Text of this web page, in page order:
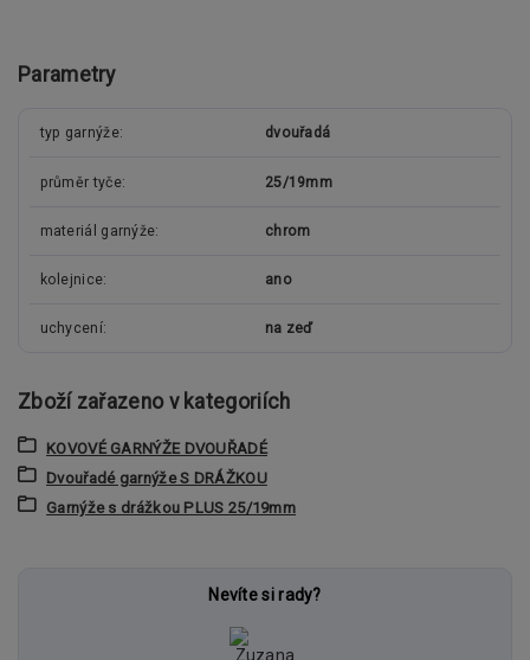
Parametry
typ garnýže dvouřadá
průměr tyče 25/19mm
materiál garnýže chrom
kolejnice ano
uchycení na zeď
Zboží zařazeno v kategoriích
KOVOVÉ GARNÝŽE DVOUŘADÉ
Dvouřadé garnýže S DRÁŽKOU
Garnýže s drážkou PLUS 25/19mm
Nevíte si rady?